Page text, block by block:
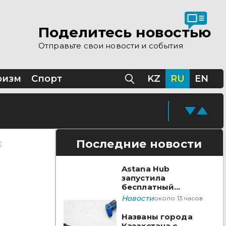
Поделитесь новостью
Отправьте свои новости и события
Спорт KZ RU EN
Последние новости
Astana Hub
запустила
бесплатный
акселератор для
видеоигр
Новостиоколо 13 часов
Названы города